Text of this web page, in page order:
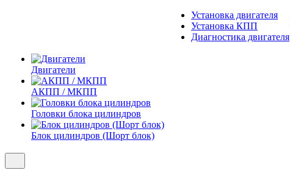
Двигатели
АКПП / МКПП
Головки блока цилиндров
Блок цилиндров (Шорт блок)
Установка двигателя
Установка КПП
Диагностика двигателя